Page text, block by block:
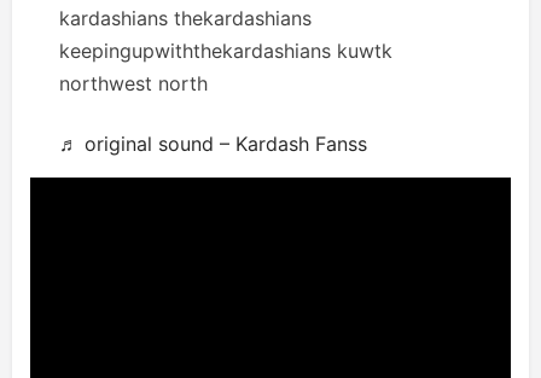
kardashians thekardashians
keepingupwiththekardashians kuwtk
northwest north
♬ original sound – Kardash Fanss